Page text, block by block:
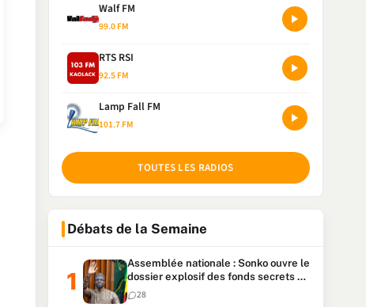
Walf FM
99.0 FM
RTS RSI
92.5 FM
Lamp Fall FM
101.7 FM
TOUTES LES RADIOS
Débats de la Semaine
Assemblée nationale : Sonko ouvre le
dossier explosif des fonds secrets et
du patrimoine présidentiel
28